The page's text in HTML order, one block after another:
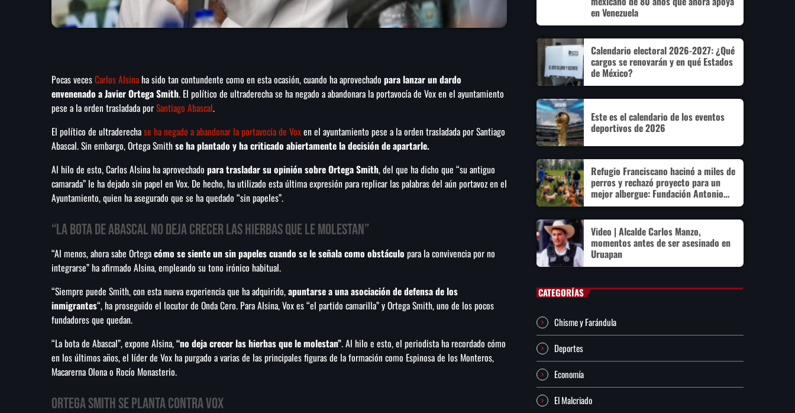
Pocas vecesCarlos Alsinaha sido tan contundente como en esta ocasión, cuando ha aprovechado para lanzar un dardo
envenenado a Javier Ortega Smith. El político de ultraderecha se ha negado a abandonara la portavocía de Vox en el ayuntamiento
pese a la orden trasladada porSantiago Abascal.
El político de ultraderechase ha negado a abandonar la portavocía de Voxen el ayuntamiento pese a la orden trasladada por Santiago
Abascal. Sin embargo, Ortega Smithse ha plantado y ha criticado abiertamente la decisión de apartarle.
Al hilo de esto, Carlos Alsina ha aprovechado para trasladar su opinión sobre Ortega Smith, del que ha dicho que “su antiguo
camarada” le ha dejado sin papel en Vox. De hecho, ha utilizado esta última expresión para replicar las palabras del aún portavoz en el
Ayuntamiento, quien ha asegurado que se ha quedado “sin papeles”.
“La bota de Abascal no deja crecer las hierbas que le molestan”
“Al menos, ahora sabe Ortegacómo se siente un sin papeles cuando se le señala como obstáculo para la convivencia por no
integrarse” ha afirmado Alsina, empleando su tono irónico habitual.
“Siempre puede Smith, con esta nueva experiencia que ha adquirido,apuntarse a una asociación de defensa de los
inmigrantes“, ha proseguido el locutor de Onda Cero. Para Alsina, Vox es “el partido camarilla” y Ortega Smith, uno de los pocos
fundadores que quedan.
“La bota de Abascal”, expone Alsina,“no deja crecer las hierbas que le molestan”. Al hilo e esto, el periodista ha recordado cómo
en los últimos años, el líder de Vox ha purgado a varias de las principales figuras de la formación como Espinosa de los Monteros,
Macarerna Olona o Rocío Monasterio.
Ortega Smith se planta contra Vox
en Venezuela
Calendario electoral 2026-2027: ¿Qué
cargos se renovarán y en qué Estados
de México?
Este es el calendario de los eventos
deportivos de 2026
Refugio Franciscano hacinó a miles de
perros y rechazó proyecto para un
mejor albergue: Fundación Antonio
Hagenbeck
Video | Alcalde Carlos Manzo,
momentos antes de ser asesinado en
Uruapan
CATEGORÍAS
Chisme y Farándula
Deportes
Economía
El Malcriado